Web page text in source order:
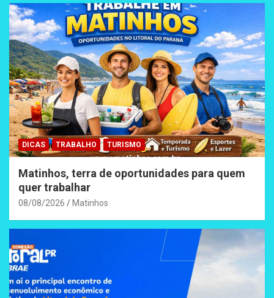
DICAS TRABALHO TURISMO
Matinhos, terra de oportunidades para quem
quer trabalhar
08/08/2026 Matinhos